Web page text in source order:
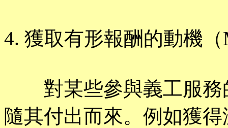
4. 獲取有形報酬的動機（
對某些參與義工服務
隨其付出而來。例如獲